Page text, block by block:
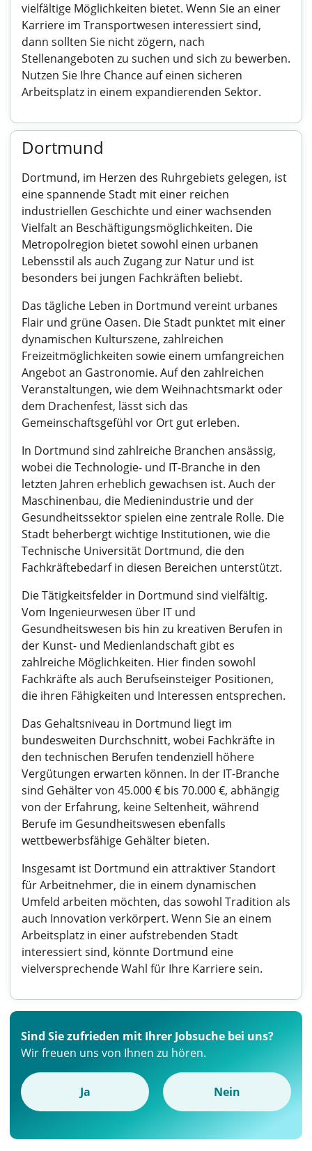
vielfältige Möglichkeiten bietet. Wenn Sie an einer
Karriere im Transportwesen interessiert sind,
dann sollten Sie nicht zögern, nach
Stellenangeboten zu suchen und sich zu bewerben.
Nutzen Sie Ihre Chance auf einen sicheren
Arbeitsplatz in einem expandierenden Sektor.
Dortmund
Dortmund, im Herzen des Ruhrgebiets gelegen, ist
eine spannende Stadt mit einer reichen
industriellen Geschichte und einer wachsenden
Vielfalt an Beschäftigungsmöglichkeiten. Die
Metropolregion bietet sowohl einen urbanen
Lebensstil als auch Zugang zur Natur und ist
besonders bei jungen Fachkräften beliebt.
Das tägliche Leben in Dortmund vereint urbanes
Flair und grüne Oasen. Die Stadt punktet mit einer
dynamischen Kulturszene, zahlreichen
Freizeitmöglichkeiten sowie einem umfangreichen
Angebot an Gastronomie. Auf den zahlreichen
Veranstaltungen, wie dem Weihnachtsmarkt oder
dem Drachenfest, lässt sich das
Gemeinschaftsgefühl vor Ort gut erleben.
In Dortmund sind zahlreiche Branchen ansässig,
wobei die Technologie- und IT-Branche in den
letzten Jahren erheblich gewachsen ist. Auch der
Maschinenbau, die Medienindustrie und der
Gesundheitssektor spielen eine zentrale Rolle. Die
Stadt beherbergt wichtige Institutionen, wie die
Technische Universität Dortmund, die den
Fachkräftebedarf in diesen Bereichen unterstützt.
Die Tätigkeitsfelder in Dortmund sind vielfältig.
Vom Ingenieurwesen über IT und
Gesundheitswesen bis hin zu kreativen Berufen in
der Kunst- und Medienlandschaft gibt es
zahlreiche Möglichkeiten. Hier finden sowohl
Fachkräfte als auch Berufseinsteiger Positionen,
die ihren Fähigkeiten und Interessen entsprechen.
Das Gehaltsniveau in Dortmund liegt im
bundesweiten Durchschnitt, wobei Fachkräfte in
den technischen Berufen tendenziell höhere
Vergütungen erwarten können. In der IT-Branche
sind Gehälter von 45.000 € bis 70.000 €, abhängig
von der Erfahrung, keine Seltenheit, während
Berufe im Gesundheitswesen ebenfalls
wettbewerbsfähige Gehälter bieten.
Insgesamt ist Dortmund ein attraktiver Standort
für Arbeitnehmer, die in einem dynamischen
Umfeld arbeiten möchten, das sowohl Tradition als
auch Innovation verkörpert. Wenn Sie an einem
Arbeitsplatz in einer aufstrebenden Stadt
interessiert sind, könnte Dortmund eine
vielversprechende Wahl für Ihre Karriere sein.
Sind Sie zufrieden mit Ihrer Jobsuche bei uns?
Wir freuen uns von Ihnen zu hören.
Ja Nein